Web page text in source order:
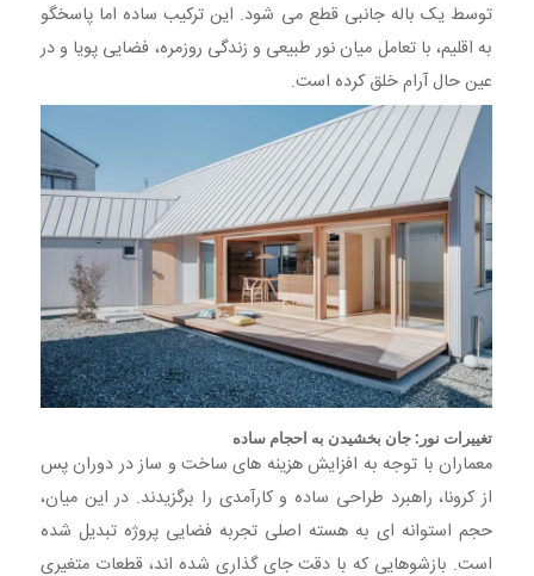
توسط یک باله جانبی قطع می شود. این ترکیب ساده اما پاسخگو
به اقلیم، با تعامل میان نور طبیعی و زندگی روزمره، فضایی پویا و در
عین حال آرام خلق کرده است.
تغییرات نور: جان بخشیدن به احجام ساده
معماران با توجه به افزایش هزینه های ساخت و ساز در دوران پس
از کرونا، راهبرد طراحی ساده و کارآمدی را برگزیدند. در این میان،
حجم استوانه ای به هسته اصلی تجربه فضایی پروژه تبدیل شده
است. بازشوهایی که با دقت جای گذاری شده اند، قطعات متغیری